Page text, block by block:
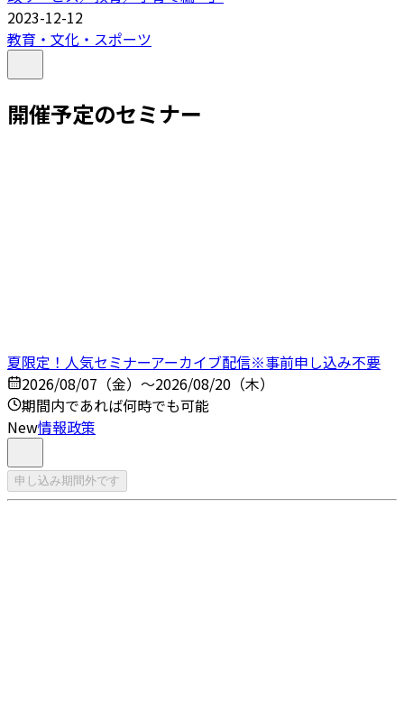
2023-12-12
教育・文化・スポーツ
開催予定のセミナー
夏限定！人気セミナーアーカイブ配信※事前申し込み不要
2026/08/07（金）～2026/08/20（木）
期間内であれば何時でも可能
New情報政策
申し込み期間外です